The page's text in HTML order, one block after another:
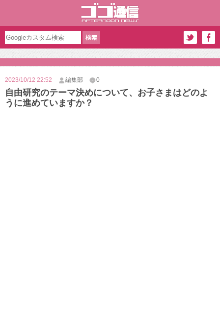
2023/10/12 22:52 編集部 0
自由研究のテーマ決めについて、お子さまはどのよ
うに進めていますか？